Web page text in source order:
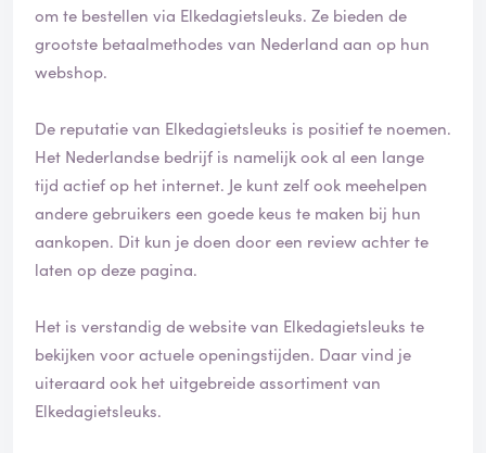
i
s
v
e
r
i
f
e
d
om te bestellen via Elkedagietsleuks. Ze bieden de
grootste betaalmethodes van Nederland aan op hun
webshop.
De reputatie van Elkedagietsleuks is positief te noemen.
Het Nederlandse bedrijf is namelijk ook al een lange
tijd actief op het internet. Je kunt zelf ook meehelpen
andere gebruikers een goede keus te maken bij hun
aankopen. Dit kun je doen door een review achter te
laten op deze pagina.
Het is verstandig de website van Elkedagietsleuks te
bekijken voor actuele openingstijden. Daar vind je
uiteraard ook het uitgebreide assortiment van
Elkedagietsleuks.